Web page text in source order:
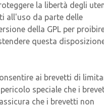
la libertà degli
all'uso da parte delle
della GPL per
questa
ai brevetti di
speciale che i
che i brevetti non